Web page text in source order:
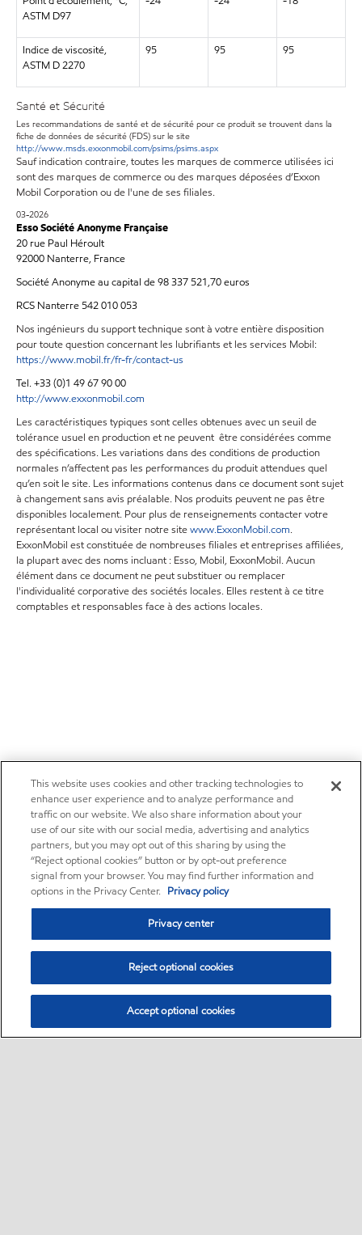
ASTM D97
Indice de viscosité,
ASTM D 2270
95 95 95
Santé et Sécurité
Les recommandations de santé et de sécurité pour ce produit se trouvent dans la
fiche de données de sécurité (FDS) sur le site
http://www.msds.exxonmobil.com/psims/psims.aspx
Sauf indication contraire, toutes les marques de commerce utilisées ici
sont des marques de commerce ou des marques déposées d’Exxon
Mobil Corporation ou de l'une de ses filiales.
03-2026
Esso Société Anonyme Française
20 rue Paul Héroult
92000 Nanterre, France
Société Anonyme au capital de 98 337 521,70 euros
RCS Nanterre 542 010 053
Nos ingénieurs du support technique sont à votre entière disposition
pour toute question concernant les lubrifiants et les services Mobil:
https://www.mobil.fr/fr-fr/contact-us
Tel. +33 (0)1 49 67 90 00
http://www.exxonmobil.com
Les caractéristiques typiques sont celles obtenues avec un seuil de
tolérance usuel en production et ne peuvent être considérées comme
des spécifications. Les variations dans des conditions de production
normales n’affectent pas les performances du produit attendues quel
qu’en soit le site. Les informations contenus dans ce document sont sujet
à changement sans avis préalable. Nos produits peuvent ne pas être
disponibles localement. Pour plus de renseignements contacter votre
représentant local ou visiter notre sitewww.ExxonMobil.com.
ExxonMobil est constituée de nombreuses filiales et entreprises affiliées,
la plupart avec des noms incluant : Esso, Mobil, ExxonMobil. Aucun
élément dans ce document ne peut substituer ou remplacer
l'individualité corporative des sociétés locales. Elles restent à ce titre
comptables et responsables face à des actions locales.
This website uses cookies and other tracking technologies to
enhance user experience and to analyze performance and
traffic on our website. We also share information about your
use of our site with our social media, advertising and analytics
partners, but you may opt out of this sharing by using the
“Reject optional cookies” button or by opt-out preference
signal from your browser. You may find further information and
options in the Privacy Center. Privacy policy
Privacy center
Reject optional cookies
Accept optional cookies